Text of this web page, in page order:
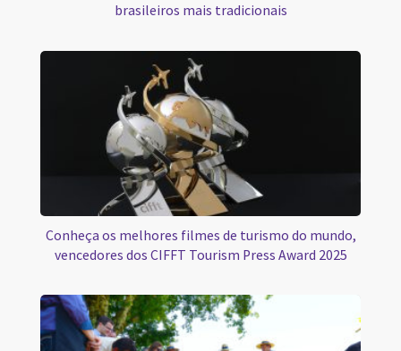
brasileiros mais tradicionais
Conheça os melhores filmes de turismo do mundo,
vencedores dos CIFFT Tourism Press Award 2025